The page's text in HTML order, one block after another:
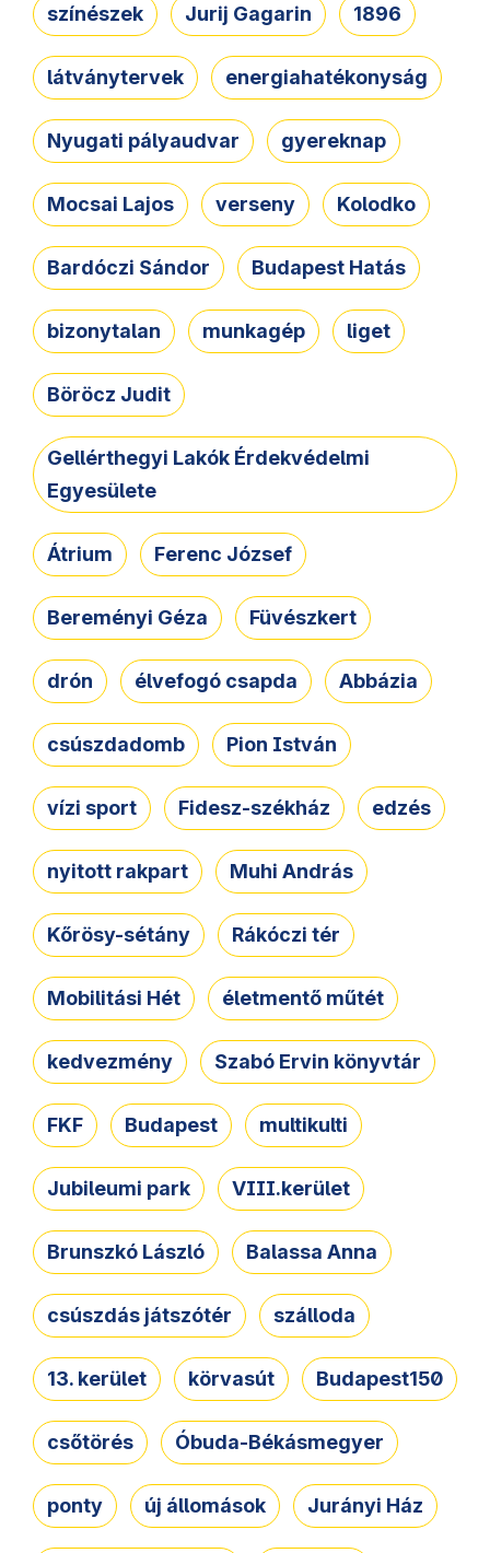
színészek Jurij Gagarin 1896
látványtervek energiahatékonyság
Nyugati pályaudvar gyereknap
Mocsai Lajos verseny Kolodko
Bardóczi Sándor Budapest Hatás
bizonytalan munkagép liget
Böröcz Judit
Gellérthegyi Lakók Érdekvédelmi
Egyesülete
Átrium Ferenc József
Bereményi Géza Füvészkert
drón élvefogó csapda Abbázia
csúszdadomb Pion István
vízi sport Fidesz-székház edzés
nyitott rakpart Muhi András
Kőrösy-sétány Rákóczi tér
Mobilitási Hét életmentő műtét
kedvezmény Szabó Ervin könyvtár
FKF Budapest multikulti
Jubileumi park VIII.kerület
Brunszkó László Balassa Anna
csúszdás játszótér szálloda
13. kerület körvasút Budapest150
csőtörés Óbuda-Békásmegyer
ponty új állomások Jurányi Ház